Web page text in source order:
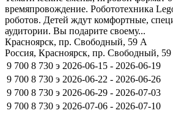
времяпровождение. Робототехника
роботов. Детей ждут комфортные,
аудитории. Вы подарите своему...
Красноярск, пр. Свободный, 59 А
Россия, Красноярск, пр. Свободный,
9 700 8 730 э 2026-06-15 - 2026-06-19
9 700 8 730 э 2026-06-22 - 2026-06-26
9 700 8 730 э 2026-06-29 - 2026-07-03
9 700 8 730 э 2026-07-06 - 2026-07-10